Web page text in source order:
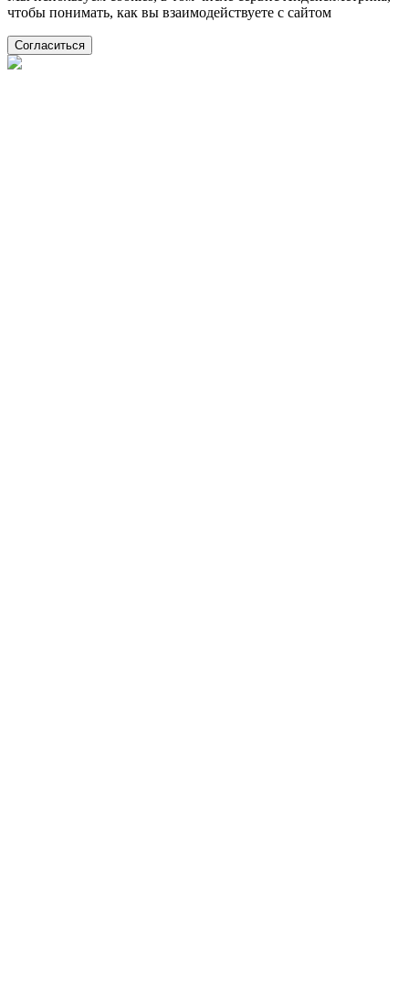
чтобы понимать, как вы взаимодействуете с сайтом
Согласиться